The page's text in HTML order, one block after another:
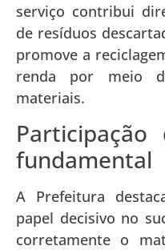
serviço contribui
de resíduos
promove a
renda por meio
materiais.
fundamental
A Prefeitura
papel decisivo no
corretamente o